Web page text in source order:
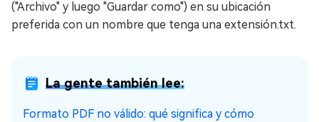
("Archivo" y luego "Guardar como") en su ubicación
preferida con un nombre que tenga una extensión.txt.
La gente también lee:
Formato PDF no válido: qué significa y cómo